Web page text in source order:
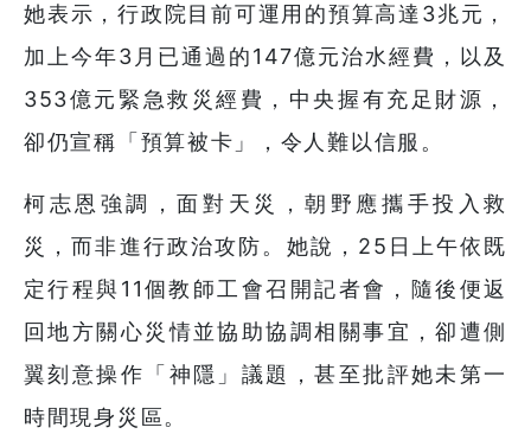
她表示，行政院目前可運用的預算高達3兆元，
加上今年3月已通過的147億元治水經費，以及
353億元緊急救災經費，中央握有充足財源，
卻仍宣稱「預算被卡」，令人難以信服。
柯志恩強調，面對天災，朝野應攜手投入救
災，而非進行政治攻防。她說，25日上午依既
定行程與11個教師工會召開記者會，隨後便返
回地方關心災情並協助協調相關事宜，卻遭側
翼刻意操作「神隱」議題，甚至批評她未第一
時間現身災區。